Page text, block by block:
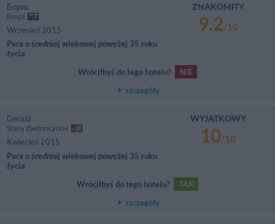
Борис
Rosja
Wrzesień 2015
Para o średniej wiekowej powyżej 35 roku
życia
ZNAKOMITY
9.2/10
Wróciłbyś do tego hotelu?
NIE
szczegóły
Gerald
Stany Zjednoczone
Kwiecień 2015
Para o średniej wiekowej powyżej 35 roku
życia
WYJĄTKOWY
10/10
Wróciłbyś do tego hotelu?
TAK
szczegóły